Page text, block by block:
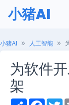
小猪AI
小猪AI 人工智能
为软件
架
S F T